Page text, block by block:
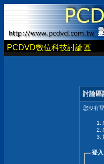
PCDVD數位科技討論區
討論區
您沒有
登入